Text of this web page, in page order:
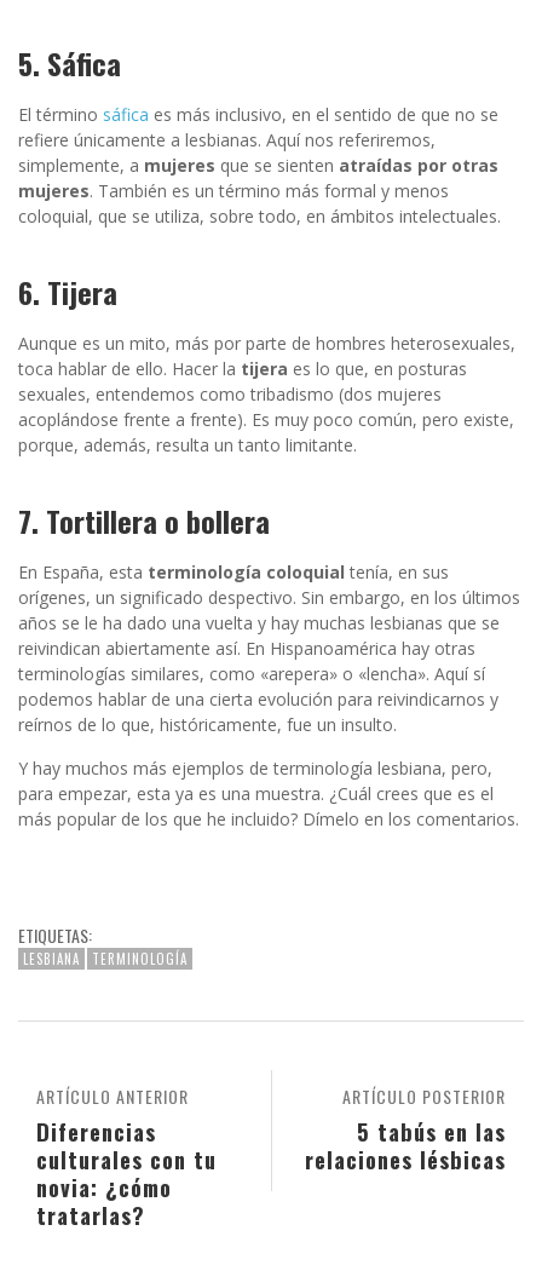
5. Sáfica
El término sáfica es más inclusivo, en el sentido de que no se
refiere únicamente a lesbianas. Aquí nos referiremos,
simplemente, a mujeres que se sienten atraídas por otras
mujeres. También es un término más formal y menos
coloquial, que se utiliza, sobre todo, en ámbitos intelectuales.
6. Tijera
Aunque es un mito, más por parte de hombres heterosexuales,
toca hablar de ello. Hacer la tijera es lo que, en posturas
sexuales, entendemos como tribadismo (dos mujeres
acoplándose frente a frente). Es muy poco común, pero existe,
porque, además, resulta un tanto limitante.
7. Tortillera o bollera
En España, esta terminología coloquialtenía, en sus
orígenes, un significado despectivo. Sin embargo, en los últimos
años se le ha dado una vuelta y hay muchas lesbianas que se
reivindican abiertamente así. En Hispanoamérica hay otras
terminologías similares, como «arepera» o «lencha». Aquí sí
podemos hablar de una cierta evolución para reivindicarnos y
reírnos de lo que, históricamente, fue un insulto.
Y hay muchos más ejemplos de terminología lesbiana, pero,
para empezar, esta ya es una muestra. ¿Cuál crees que es el
más popular de los que he incluido? Dímelo en los comentarios.
ETIQUETAS:
LESBIANA TERMINOLOGÍA
ARTÍCULO POSTERIOR
5 tabús en las
relaciones lésbicas
ARTÍCULO ANTERIOR
Diferencias
culturales con tu
novia: ¿cómo
tratarlas?